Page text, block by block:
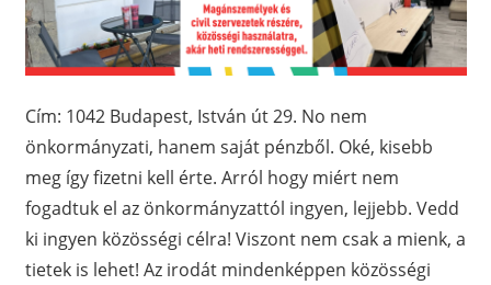
Cím: 1042 Budapest, István út 29. No nem
önkormányzati, hanem saját pénzből. Oké, kisebb
meg így fizetni kell érte. Arról hogy miért nem
fogadtuk el az önkormányzattól ingyen, lejjebb. Vedd
ki ingyen közösségi célra! Viszont nem csak a mienk, a
tietek is lehet! Az irodát mindenképpen közösségi